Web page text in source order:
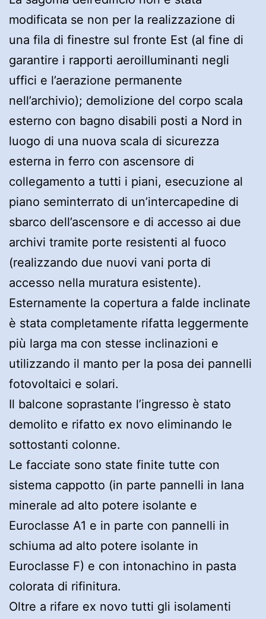
modificata se non per la realizzazione di
una fila di finestre sul fronte Est (al fine di
garantire i rapporti aeroilluminanti negli
uffici e l’aerazione permanente
nell’archivio); demolizione del corpo scala
esterno con bagno disabili posti a Nord in
luogo di una nuova scala di sicurezza
esterna in ferro con ascensore di
collegamento a tutti i piani, esecuzione al
piano seminterrato di un’intercapedine di
sbarco dell’ascensore e di accesso ai due
archivi tramite porte resistenti al fuoco
(realizzando due nuovi vani porta di
accesso nella muratura esistente).
Esternamente la copertura a falde inclinate
è stata completamente rifatta leggermente
più larga ma con stesse inclinazioni e
utilizzando il manto per la posa dei pannelli
fotovoltaici e solari.
Il balcone soprastante l’ingresso è stato
demolito e rifatto ex novo eliminando le
sottostanti colonne.
Le facciate sono state finite tutte con
sistema cappotto (in parte pannelli in lana
minerale ad alto potere isolante e
Euroclasse A1 e in parte con pannelli in
schiuma ad alto potere isolante in
Euroclasse F) e con intonachino in pasta
colorata di rifinitura.
Oltre a rifare ex novo tutti gli isolamenti